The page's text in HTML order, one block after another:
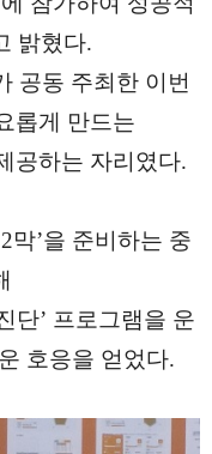
밝혔다.
공동 주최한 이번
롭게 만드는
공하는 자리였다.
막’을 준비하는 중
단’ 프로그램을 운
호응을 얻었다.